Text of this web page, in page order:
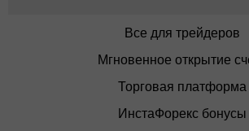
Все для трейдеров
Мгновенное открытие
Торговая платформа
ИнстаФорекс бонусы